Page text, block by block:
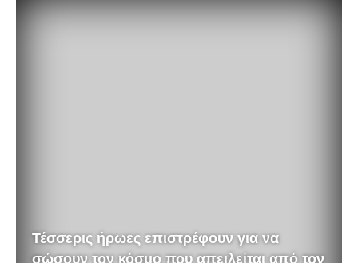
Τέσσερις ήρωες επιστρέφουν για να
σώσουν τον κόσμο που απειλείται από τον